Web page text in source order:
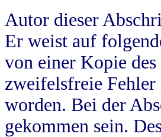
Autor dieser
Er weist auf
von einer Kopie
zweifelsfreie
worden. Bei der
gekommen sein.